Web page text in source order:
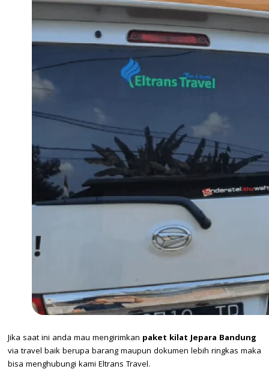
Jika saat ini anda mau mengirimkan paket kilat Jepara Bandung
via travel baik berupa barang maupun dokumen lebih ringkas maka
bisa menghubungi kami Eltrans Travel.